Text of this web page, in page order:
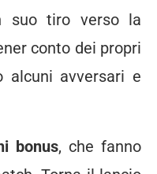
suo tiro verso la
conto dei propri
alcuni avversari e
bonus, che fanno